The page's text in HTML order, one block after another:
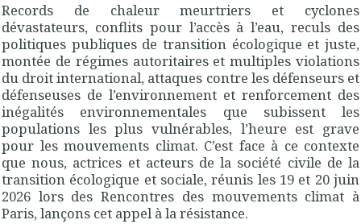
Records de chaleur meurtriers et cyclones
dévastateurs, conflits pour l’accès à l’eau, reculs des
politiques publiques de transition écologique et juste,
montée de régimes autoritaires et multiples violations
du droit international, attaques contre les défenseurs et
défenseuses de l’environnement et renforcement des
inégalités environnementales que subissent les
populations les plus vulnérables, l’heure est grave
pour les mouvements climat. C’est face à ce contexte
que nous, actrices et acteurs de la société civile de la
transition écologique et sociale, réunis les 19 et 20 juin
2026 lors des Rencontres des mouvements climat à
Paris, lançons cet appel à la résistance.